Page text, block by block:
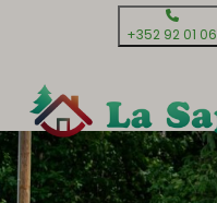
+352 92 01 06